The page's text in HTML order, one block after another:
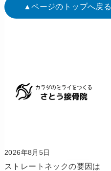
▲ページのトップへ戻る
2026年8月5日
ストレートネックの要因は